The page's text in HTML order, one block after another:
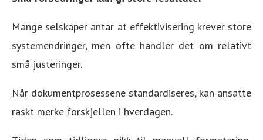
Mange selskaper antar at effektivisering krever store
systemendringer, men ofte handler det om relativt
små justeringer.
Når dokumentprosessene standardiseres, kan ansatte
raskt merke forskjellen i hverdagen.